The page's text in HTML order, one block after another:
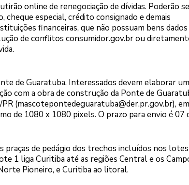
online de renegociação de dívidas. Poderão
cheque especial, crédito consignado e demais
financeiras, que não possuam bens
de conflitos consumidor.gov.br ou
de Guaratuba. Interessados devem elaborar
com a obra de construção da Ponte de
(mascotepontedeguaratuba@der.pr.gov.br), em
de 1080 x 1080 pixels. O prazo para envio é 07
praças de pedágio dos trechos incluídos nos
1 liga Curitiba até as regiões Central e os
Pioneiro, e Curitiba ao litoral.